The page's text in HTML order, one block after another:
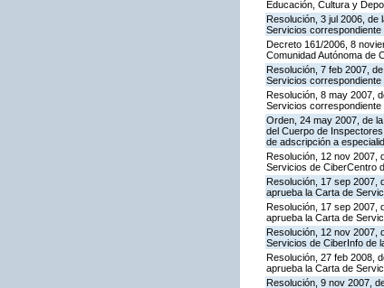
Educación, Cultura y
Resolución, 3 jul 2006,
Servicios
Decreto 161/2006, 8
Comunidad Autónoma de
Resolución, 7 feb 2007,
Servicios correspondiente
Resolución, 8 may 2007,
Servicios
Orden, 24 may 2007, de
del Cuerpo de
de adscripción a
Resolución, 12 nov 2007,
Servicios de CiberCentro
Resolución, 17 sep 2007,
aprueba la Carta de
Resolución, 17 sep 2007,
aprueba la Carta de
Resolución, 12 nov 2007,
Servicios de CiberInfo de
Resolución, 27 feb 2008,
aprueba la Carta de
Resolución, 9 nov 2007,